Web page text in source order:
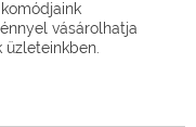
vásárolhatja
üzleteinkben.